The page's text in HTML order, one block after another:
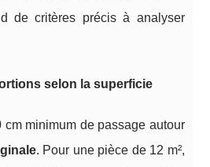
de critères précis à analyser
selon la superficie
cm minimum de passage autour
. Pour une pièce de 12 m²,